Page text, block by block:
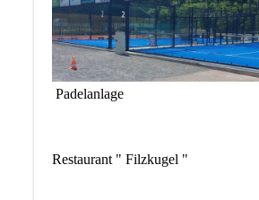
Padelanlage
Restaurant " Filzkugel "